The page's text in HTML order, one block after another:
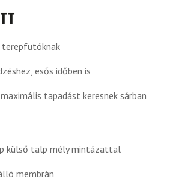
terepfutóknak
esős időben is
tapadást keresnek sárban
külső talp mély mintázattal
membrán